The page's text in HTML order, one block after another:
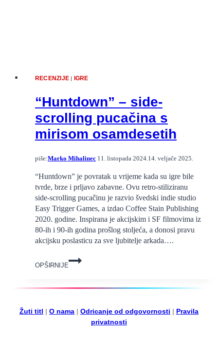
RECENZIJE | IGRE
“Huntdown” – side-
scrolling pucačina s
mirisom osamdesetih
piše:Marko Mihalinec 11. listopada 2024. 14. veljače 2025.
“Huntdown” je povratak u vrijeme kada su igre bile
tvrde, brze i prljavo zabavne. Ovu retro-stiliziranu
side-scrolling pucačinu je razvio švedski indie studio
Easy Trigger Games, a izdao Coffee Stain Publishing
2020. godine. Inspirana je akcijskim i SF filmovima iz
80-ih i 90-ih godina prošlog stoljeća, a donosi pravu
akcijsku poslasticu za sve ljubitelje arkada….
OPŠIRNIJE
“Huntdown”
–
scrolling
s
Žuti titl | O nama | Odricanje od odgovornosti | Pravila
privatnosti